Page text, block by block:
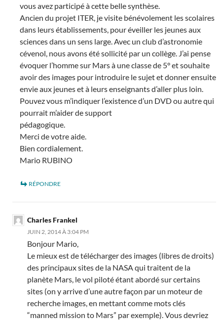
vous avez participé à cette belle synthèse.
Ancien du projet ITER, je visite bénévolement les scolaires
dans leurs établissements, pour éveiller les jeunes aux
sciences dans un sens large. Avec un club d’astronomie
cévenol, nous avons été sollicité par un collège. J’ai pense
évoquer l’homme sur Mars à une classe de 5° et souhaite
avoir des images pour introduire le sujet et donner ensuite
envie aux jeunes et à leurs enseignants d’aller plus loin.
Pouvez vous m’indiquer l’existence d’un DVD ou autre qui
pourrait m’aider de support
pédagogique.
Merci de votre aide.
Bien cordialement.
Mario RUBINO
RÉPONDRE
Charles Frankel
JUIN 2, 2014 À 3:04 PM
Bonjour Mario,
Le mieux est de télécharger des images (libres de droits)
des principaux sites de la NASA qui traitent de la
planète Mars, le vol piloté étant abordé sur certains
sites (on y arrive d’une autre façon par un moteur de
recherche images, en mettant comme mots clés
“manned mission to Mars” par exemple). Vous devriez